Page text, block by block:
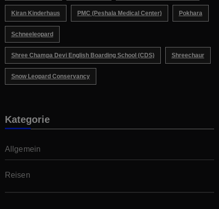
Kiran Kinderhaus PMC (Peshala Medical Center) Pokhara
Schneeleopard
Shree Champa Devi English Boarding School (CDS) Shreechaur
Snow Leopard Conservancy
Kategorie
Allgemein
Reisen